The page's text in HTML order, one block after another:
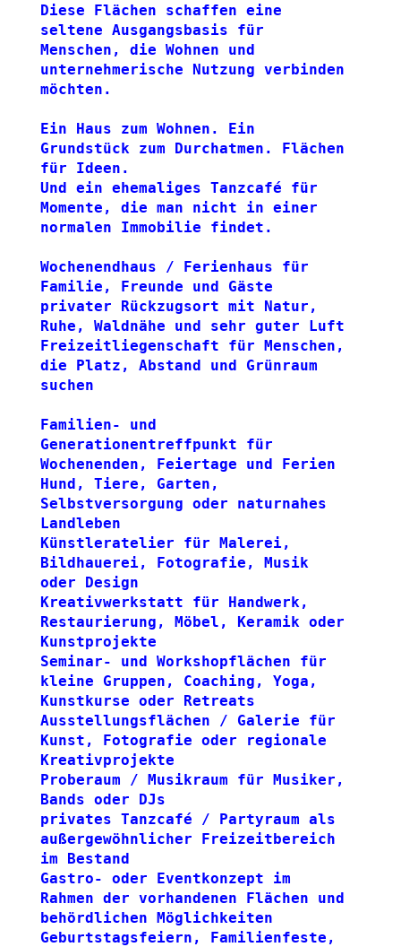
Diese Flächen schaffen eine
seltene Ausgangsbasis für
Menschen, die Wohnen und
unternehmerische Nutzung verbinden
möchten.
Ein Haus zum Wohnen. Ein
Grundstück zum Durchatmen. Flächen
für Ideen.
Und ein ehemaliges Tanzcafé für
Momente, die man nicht in einer
normalen Immobilie findet.
Wochenendhaus / Ferienhaus für
Familie, Freunde und Gäste
privater Rückzugsort mit Natur,
Ruhe, Waldnähe und sehr guter Luft
Freizeitliegenschaft für Menschen,
die Platz, Abstand und Grünraum
suchen
Familien- und
Generationentreffpunkt für
Wochenenden, Feiertage und Ferien
Hund, Tiere, Garten,
Selbstversorgung oder naturnahes
Landleben
Künstleratelier für Malerei,
Bildhauerei, Fotografie, Musik
oder Design
Kreativwerkstatt für Handwerk,
Restaurierung, Möbel, Keramik oder
Kunstprojekte
Seminar- und Workshopflächen für
kleine Gruppen, Coaching, Yoga,
Kunstkurse oder Retreats
Ausstellungsflächen / Galerie für
Kunst, Fotografie oder regionale
Kreativprojekte
Proberaum / Musikraum für Musiker,
Bands oder DJs
privates Tanzcafé / Partyraum als
außergewöhnlicher Freizeitbereich
im Bestand
Gastro- oder Eventkonzept im
Rahmen der vorhandenen Flächen und
behördlichen Möglichkeiten
Geburtstagsfeiern, Familienfeste,